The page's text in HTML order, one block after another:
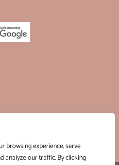
browsing experience, serve
analyze our traffic. By clicking